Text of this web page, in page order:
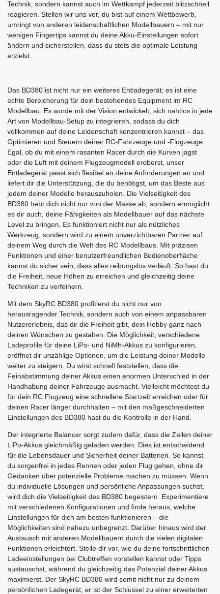
Technik, sondern kannst auch im Wettkampf jederzeit blitzschnell
reagieren. Stellen wir uns vor, du bist auf einem Wettbewerb,
umringt von anderen leidenschaftlichen Modellbauern – mit nur
wenigen Fingertips kannst du deine Akku-Einstellungen sofort
ändern und sicherstellen, dass du stets die optimale Leistung
erzielst.
Das BD380 ist nicht nur ein weiteres Entladegerät; es ist eine
echte Bereicherung für dein bestehendes Equipment im RC
Modellbau. Es wurde mit der Vision entwickelt, sich nahtlos in jede
Art von Modellbau-Setup zu integrieren, sodass du dich
vollkommen auf deine Leidenschaft konzentrieren kannst – das
Optimieren und Steuern deiner RC-Fahrzeuge und -Flugzeuge.
Egal, ob du mit einem rasanten Racer durch die Kurven jagst
oder die Luft mit deinem Flugzeugmodell eroberst, unser
Entladegerät passt sich flexibel an deine Anforderungen an und
liefert dir die Unterstützung, die du benötigst, um das Beste aus
jedem deiner Modelle herauszuholen. Die Vielseitigkeit des
BD380 hebt dich nicht nur von der Masse ab, sondern ermöglicht
es dir auch, deine Fähigkeiten als Modellbauer auf das nächste
Level zu bringen. Es funktioniert nicht nur als nützliches
Werkzeug, sondern wird zu einem unverzichtbaren Partner auf
deinem Weg durch die Welt des RC Modellbaus. Mit präzisen
Funktionen und einer benutzerfreundlichen Bedienoberfläche
kannst du sicher sein, dass alles reibungslos verläuft. So hast du
die Freiheit, neue Höhen zu erreichen und gleichzeitig deine
Techniken zu verfeinern.
Mit dem SkyRC BD380 profitierst du nicht nur von
herausragender Technik, sondern auch von einem anpassbaren
Nutzererlebnis, das dir die Freiheit gibt, dein Hobby ganz nach
deinen Wünschen zu gestalten. Die Möglichkeit, verschiedene
Ladeprofile für deine LiPo- und NiMh-Akkus zu konfigurieren,
eröffnet dir unzählige Optionen, um die Leistung deiner Modelle
weiter zu steigern. Du wirst schnell feststellen, dass die
Feinabstimmung deiner Akkus einen enormen Unterschied in der
Handhabung deiner Fahrzeuge ausmacht. Vielleicht möchtest du
für dein RC Flugzeug eine schnellere Startzeit erreichen oder für
deinen Racer länger durchhalten – mit den maßgeschneiderten
Einstellungen des BD380 hast du die Kontrolle in der Hand.
Der integrierte Balancer sorgt zudem dafür, dass die Zellen deiner
LiPo-Akkus gleichmäßig geladen werden. Dies ist entscheidend
für die Lebensdauer und Sicherheit deiner Batterien. So kannst
du sorgenfrei in jedes Rennen oder jeden Flug gehen, ohne dir
Gedanken über potenzielle Probleme machen zu müssen. Wenn
du individuelle Lösungen und persönliche Anpassungen suchst,
wird dich die Vielseitigkeit des BD380 begeistern. Experimentiere
mit verschiedenen Konfigurationen und finde heraus, welche
Einstellungen für dich am besten funktionieren – die
Möglichkeiten sind nahezu unbegrenzt. Darüber hinaus wird der
Austausch mit anderen Modellbauern durch die vielen digitalen
Funktionen erleichtert. Stelle dir vor, wie du deine fortschrittlichen
Ladeeinstellungen bei Clubtreffen vorstellen kannst oder Tipps
austauschst, während du gleichzeitig das Potenzial deiner Akkus
maximierst. Der SkyRC BD380 wird somit nicht nur zu deinem
persönlichen Ladegerät; er ist der Schlüssel zu einer erweiterten